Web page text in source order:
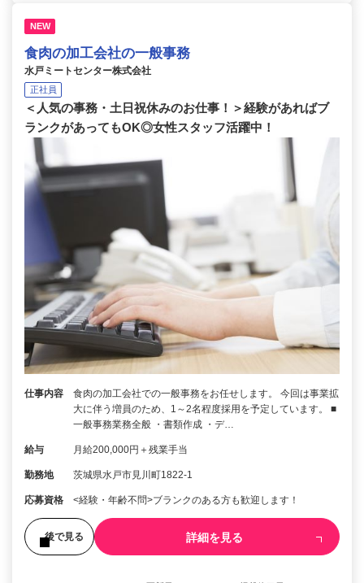
NEW
食肉の加工会社の一般事務
水戸ミートセンター株式会社
正社員
＜人気の事務・土日祝休みのお仕事！＞経験があればブ
ランクがあってもOK◎女性スタッフ活躍中！
仕事内容
食肉の加工会社での一般事務をお任せします。 今回は事業拡
大に伴う増員のため、1～2名程度採用を予定しています。 ■
一般事務業務全般 ・書類作成 ・デ…
給与 月給200,000円＋残業手当
勤務地 茨城県水戸市見川町1822-1
応募資格 <経験・年齢不問>ブランクのある方も歓迎します！
後で見る 詳細を見る